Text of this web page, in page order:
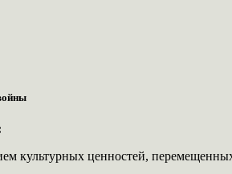
культурных ценностей,